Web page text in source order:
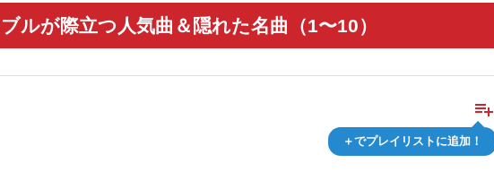
ルが際立つ人気曲＆隠れた名曲（1〜10）
playlist_add
＋でプレイリストに追加！